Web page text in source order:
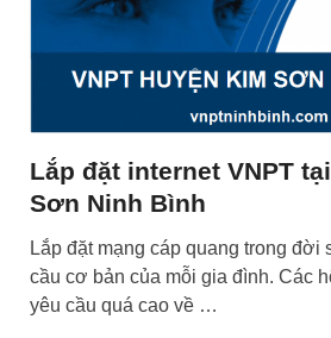
Lắp đặt internet VNPT
Sơn Ninh Bình
Lắp đặt mạng cáp quang trong đời
cầu cơ bản của mỗi gia đình. Các
yêu cầu quá cao về …